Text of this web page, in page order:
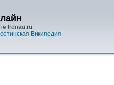
Ironau.ru
Википедия